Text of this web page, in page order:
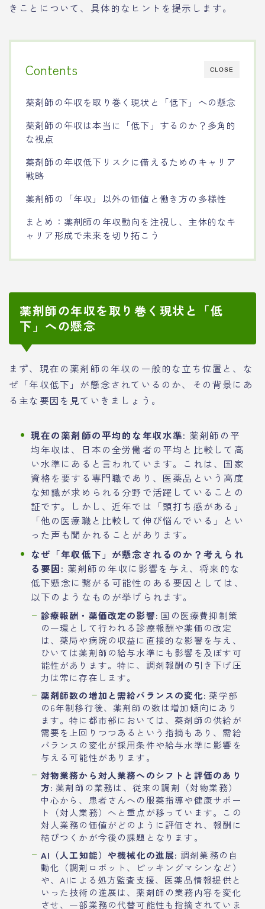
きことについて、具体的なヒントを提示します。
CLOSE
Contents
薬剤師の年収を取り巻く現状と「低下」への懸念
薬剤師の年収は本当に「低下」するのか？多角的
な視点
薬剤師の年収低下リスクに備えるためのキャリア
戦略
薬剤師の「年収」以外の価値と働き方の多様性
まとめ：薬剤師の年収動向を注視し、主体的なキ
ャリア形成で未来を切り拓こう
薬剤師の年収を取り巻く現状と「低
下」への懸念
まず、現在の薬剤師の年収の一般的な立ち位置と、な
ぜ「年収低下」が懸念されているのか、その背景にあ
る主な要因を見ていきましょう。
現在の薬剤師の平均的な年収水準: 薬剤師の平
均年収は、日本の全労働者の平均と比較して高
い水準にあると言われています。これは、国家
資格を要する専門職であり、医薬品という高度
な知識が求められる分野で活躍していることの
証です。しかし、近年では「頭打ち感がある」
「他の医療職と比較して伸び悩んでいる」とい
った声も聞かれることがあります。
なぜ「年収低下」が懸念されるのか？考えられ
る要因: 薬剤師の年収に影響を与え、将来的な
低下懸念に繋がる可能性のある要因としては、
以下のようなものが挙げられます。
診療報酬・薬価改定の影響: 国の医療費抑制策
の一環として行われる診療報酬や薬価の改定
は、薬局や病院の収益に直接的な影響を与え、
ひいては薬剤師の給与水準にも影響を及ぼす可
能性があります。特に、調剤報酬の引き下げ圧
力は常に存在します。
薬剤師数の増加と需給バランスの変化: 薬学部
の6年制移行後、薬剤師の数は増加傾向にあり
ます。特に都市部においては、薬剤師の供給が
需要を上回りつつあるという指摘もあり、需給
バランスの変化が採用条件や給与水準に影響を
与える可能性があります。
対物業務から対人業務へのシフトと評価のあり
方: 薬剤師の業務は、従来の調剤（対物業務）
中心から、患者さんへの服薬指導や健康サポー
ト（対人業務）へと重点が移っています。この
対人業務の価値がどのように評価され、報酬に
結びつくかが今後の課題となります。
AI（人工知能）や機械化の進展: 調剤業務の自
動化（調剤ロボット、ピッキングマシンなど）
や、AIによる処方監査支援、医薬品情報提供と
いった技術の進展は、薬剤師の業務内容を変化
させ、一部業務の代替可能性も指摘されていま